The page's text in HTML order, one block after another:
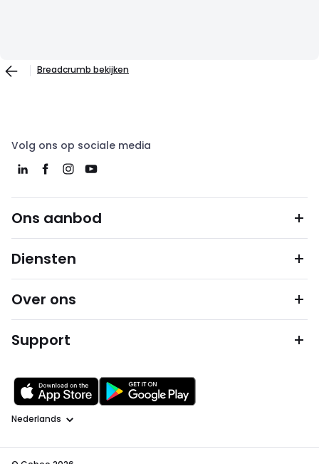
Breadcrumb bekijken
Volg ons op sociale media
Ons aanbod
Diensten
Over ons
Support
Taal